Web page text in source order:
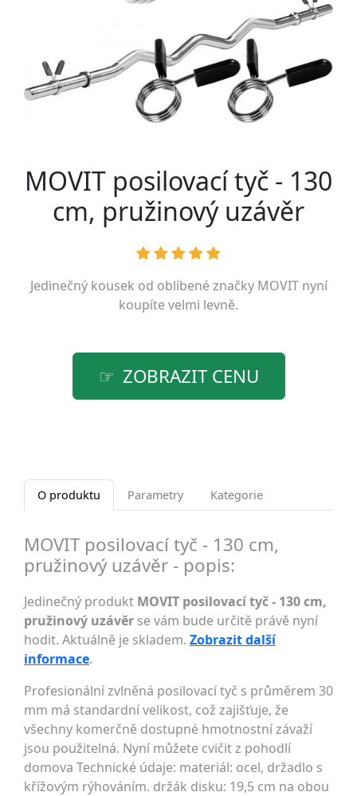
MOVIT posilovací tyč - 130
cm, pružinový uzávěr
Jedinečný kousek od oblíbené značky MOVITnyní
koupíte velmi levně.
ZOBRAZIT CENU
O produktu Parametry Kategorie
MOVIT posilovací tyč - 130 cm,
pružinový uzávěr - popis:
Jedinečný produkt MOVIT posilovací tyč - 130 cm,
pružinový uzávěr se vám bude určitě právě nyní
hodit. Aktuálně je skladem. Zobrazit další
informace.
Profesionální zvlněná posilovací tyč s průměrem 30
mm má standardní velikost, což zajišťuje, že
všechny komerčně dostupné hmotnostní závaží
jsou použitelná. Nyní můžete cvičit z pohodlí
domova Technické údaje: materiál: ocel, držadlo s
křížovým rýhováním. držák disku: 19,5 cm na obou